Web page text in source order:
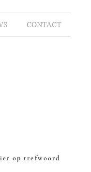
CONTACT
op trefwoord